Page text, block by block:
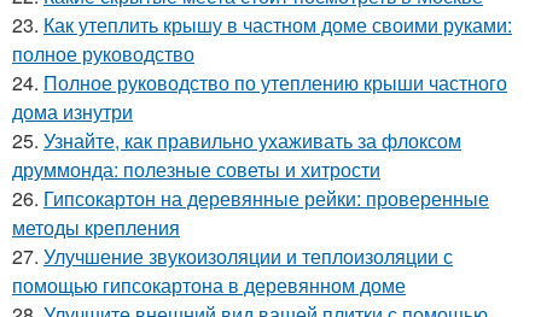
23. Как утеплить крышу в частном доме своими руками:
полное руководство
24. Полное руководство по утеплению крыши частного
дома изнутри
25. Узнайте, как правильно ухаживать за флоксом
друммонда: полезные советы и хитрости
26. Гипсокартон на деревянные рейки: проверенные
методы крепления
27. Улучшение звукоизоляции и теплоизоляции с
помощью гипсокартона в деревянном доме